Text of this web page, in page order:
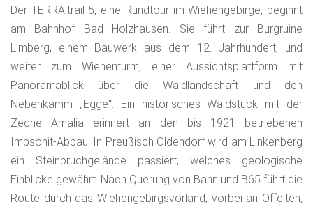
Der TERRA.trail 5, eine Rundtour im Wiehengebirge, beginnt
am Bahnhof Bad Holzhausen. Sie führt zur Burgruine
Limberg, einem Bauwerk aus dem 12. Jahrhundert, und
weiter zum Wiehenturm, einer Aussichtsplattform mit
Panoramablick über die Waldlandschaft und den
Nebenkamm „Egge“. Ein historisches Waldstück mit der
Zeche Amalia erinnert an den bis 1921 betriebenen
Impsonit-Abbau. In Preußisch Oldendorf wird am Linkenberg
ein Steinbruchgelände passiert, welches geologische
Einblicke gewährt. Nach Querung von Bahn und B65 führt die
Route durch das Wiehengebirgsvorland, vorbei an Offelten,